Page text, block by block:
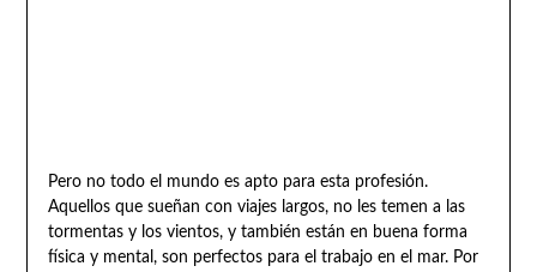
Pero no todo el mundo es apto para esta profesión.
Aquellos que sueñan con viajes largos, no les temen a las
tormentas y los vientos, y también están en buena forma
física y mental, son perfectos para el trabajo en el mar. Por